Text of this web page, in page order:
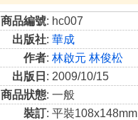
商品編號: hc007
出版社:華成
作者:林啟元 林俊松
出版日 : 2009/10/15
商品狀態: 一般
裝訂: 平裝108x148mm